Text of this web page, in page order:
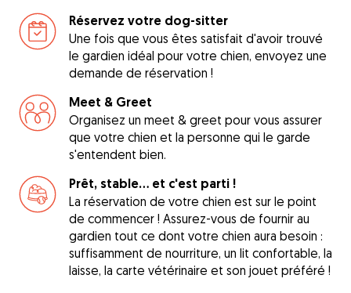
Réservez votre dog-sitter
Une fois que vous êtes satisfait d'avoir trouvé
le gardien idéal pour votre chien, envoyez une
demande de réservation !
Meet & Greet
Organisez un meet & greet pour vous assurer
que votre chien et la personne qui le garde
s'entendent bien.
Prêt, stable... et c'est parti !
La réservation de votre chien est sur le point
de commencer ! Assurez-vous de fournir au
gardien tout ce dont votre chien aura besoin :
suffisamment de nourriture, un lit confortable, la
laisse, la carte vétérinaire et son jouet préféré !